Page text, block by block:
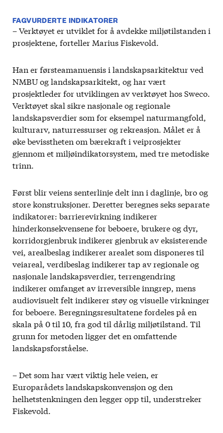
FAGVURDERTE INDIKATORER
– Verktøyet er utviklet for å avdekke miljøtilstanden i
prosjektene, forteller Marius Fiskevold.
Han er førsteamanuensis i landskapsarkitektur ved
NMBU og landskapsarkitekt, og har vært
prosjektleder for utviklingen av verktøyet hos Sweco.
Verktøyet skal sikre nasjonale og regionale
landskapsverdier som for eksempel naturmangfold,
kulturarv, naturressurser og rekreasjon. Målet er å
øke bevisstheten om bærekraft i veiprosjekter
gjennom et miljøindikatorsystem, med tre metodiske
trinn.
Først blir veiens senterlinje delt inn i daglinje, bro og
store konstruksjoner. Deretter beregnes seks separate
indikatorer: barrierevirkning indikerer
hinderkonsekvensene for beboere, brukere og dyr,
korridorgjenbruk indikerer gjenbruk av eksisterende
vei, arealbeslag indikerer arealet som disponeres til
veiareal, verdibeslag indikerer tap av regionale og
nasjonale landskapsverdier, terrengendring
indikerer omfanget av irreversible inngrep, mens
audiovisuelt felt indikerer støy og visuelle virkninger
for beboere. Beregningsresultatene fordeles på en
skala på 0 til 10, fra god til dårlig miljøtilstand. Til
grunn for metoden ligger det en omfattende
landskapsforståelse.
– Det som har vært viktig hele veien, er
Europarådets landskapskonvensjon og den
helhetstenkningen den legger opp til, understreker
Fiskevold.